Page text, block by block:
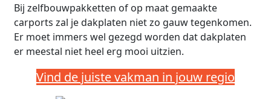
Bij zelfbouwpakketten of op maat gemaakte
carports zal je dakplaten niet zo gauw tegenkomen.
Er moet immers wel gezegd worden dat dakplaten
er meestal niet heel erg mooi uitzien.
Vind de juiste vakman in jouw regio